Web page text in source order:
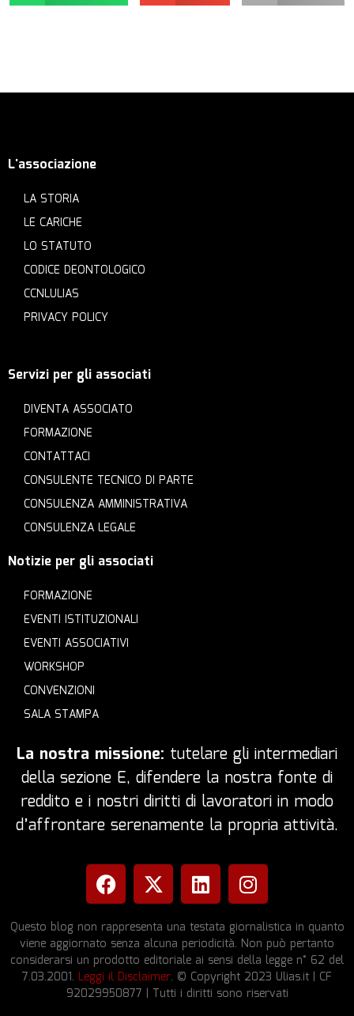
L'associazione
LA STORIA
LE CARICHE
LO STATUTO
CODICE DEONTOLOGICO
CCNLULIAS
PRIVACY POLICY
Servizi per gli associati
DIVENTA ASSOCIATO
FORMAZIONE
CONTATTACI
CONSULENTE TECNICO DI PARTE
CONSULENZA AMMINISTRATIVA
CONSULENZA LEGALE
Notizie per gli associati
FORMAZIONE
EVENTI ISTITUZIONALI
EVENTI ASSOCIATIVI
WORKSHOP
CONVENZIONI
SALA STAMPA
La nostra missione: tutelare gli intermediari
della sezione E, difendere la nostra fonte di
reddito e i nostri diritti di lavoratori in modo
d’affrontare serenamente la propria attività.
Questo blog non rappresenta una testata giornalistica in quanto
viene aggiornato senza alcuna periodicità. Non può pertanto
considerarsi un prodotto editoriale ai sensi della legge n° 62 del
7.03.2001. Leggi il Disclaimer. © Copyright 2023 Ulias.it | CF
92029950877 | Tutti i diritti sono riservati